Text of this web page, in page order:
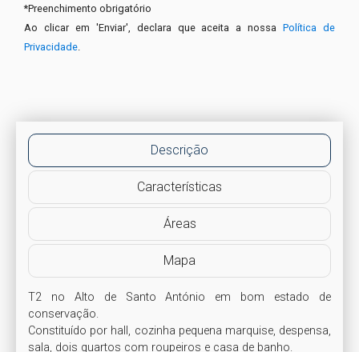
*Preenchimento obrigatório
Ao clicar em 'Enviar', declara que aceita a nossaPolítica de
Privacidade
Descrição
Características
Áreas
Mapa
T2 no Alto de Santo António em bom estado de
conservação.
Constituído por hall, cozinha pequena marquise, despensa,
sala, dois quartos com roupeiros e casa de banho.